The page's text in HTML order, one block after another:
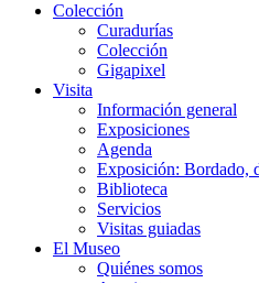
Colección
Curadurías
Colección
Gigapixel
Visita
Información general
Exposiciones
Agenda
Exposición: Bordado,
Biblioteca
Servicios
Visitas guiadas
El Museo
Quiénes somos